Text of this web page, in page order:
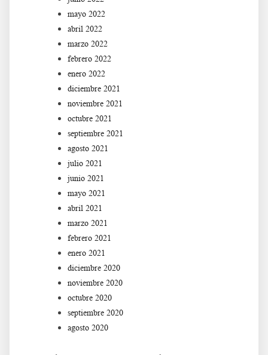
mayo 2022
abril 2022
marzo 2022
febrero 2022
enero 2022
diciembre 2021
noviembre 2021
octubre 2021
septiembre 2021
agosto 2021
julio 2021
junio 2021
mayo 2021
abril 2021
marzo 2021
febrero 2021
enero 2021
diciembre 2020
noviembre 2020
octubre 2020
septiembre 2020
agosto 2020